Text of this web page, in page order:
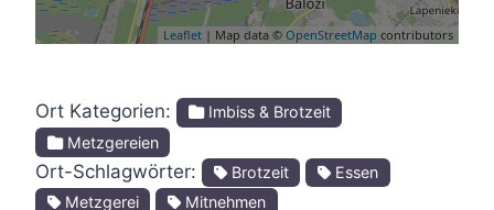
Leaflet | Map data © OpenStreetMap contributors
Ort Kategorien:
Imbiss & Brotzeit
Metzgereien
Ort-Schlagwörter: Brotzeit
Essen
Metzgerei
Mitnehmen